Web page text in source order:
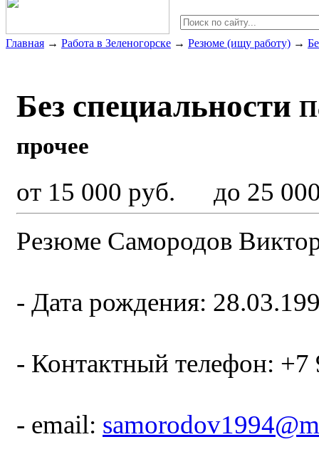
Главная → Работа в Зеленогорске → Резюме (ищу работу) →
Без специальности
прочее
от 15 000 руб. до 25
Резюме Самородов
- Дата рождения:
- Контактный телефон: +7
- email: